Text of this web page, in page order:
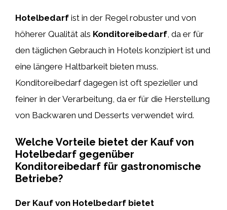
Hotelbedarf ist in der Regel robuster und von
höherer Qualität als Konditoreibedarf , da er für
den täglichen Gebrauch in Hotels konzipiert ist und
eine längere Haltbarkeit bieten muss.
Konditoreibedarf dagegen ist oft spezieller und
feiner in der Verarbeitung, da er für die Herstellung
von Backwaren und Desserts verwendet wird.
Welche Vorteile bietet der Kauf von
Hotelbedarf gegenüber
Konditoreibedarf für gastronomische
Betriebe?
Der Kauf von Hotelbedarf bietet